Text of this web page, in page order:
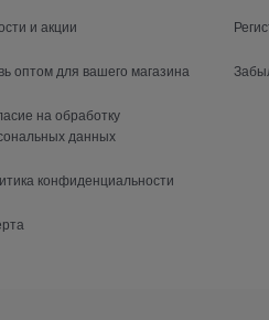
и акции
оптом для вашего магазина
на обработку
данных
конфиденциальности